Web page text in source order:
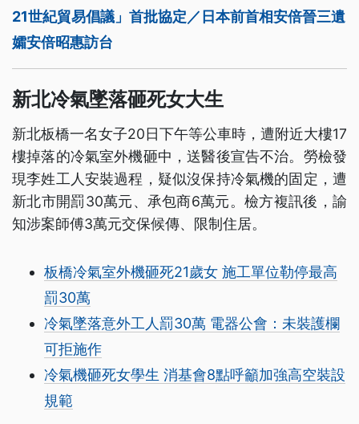
21世紀貿易倡議」首批協定／日本前首相安倍晉三遺
孀安倍昭惠訪台
新北冷氣墜落砸死女大生
新北板橋一名女子20日下午等公車時，遭附近大樓17
樓掉落的冷氣室外機砸中，送醫後宣告不治。勞檢發
現李姓工人安裝過程，疑似沒保持冷氣機的固定，遭
新北市開罰30萬元、承包商6萬元。檢方複訊後，諭
知涉案師傅3萬元交保候傳、限制住居。
板橋冷氣室外機砸死21歲女 施工單位勒停最高
罰30萬
冷氣墜落意外工人罰30萬 電器公會：未裝護欄
可拒施作
冷氣機砸死女學生 消基會8點呼籲加強高空裝設
規範